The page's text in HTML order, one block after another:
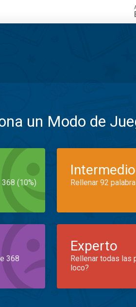
un Modo de
(10%)
Intermedio
Rellenar 92
368
Experto
Rellenar todas las
loco?